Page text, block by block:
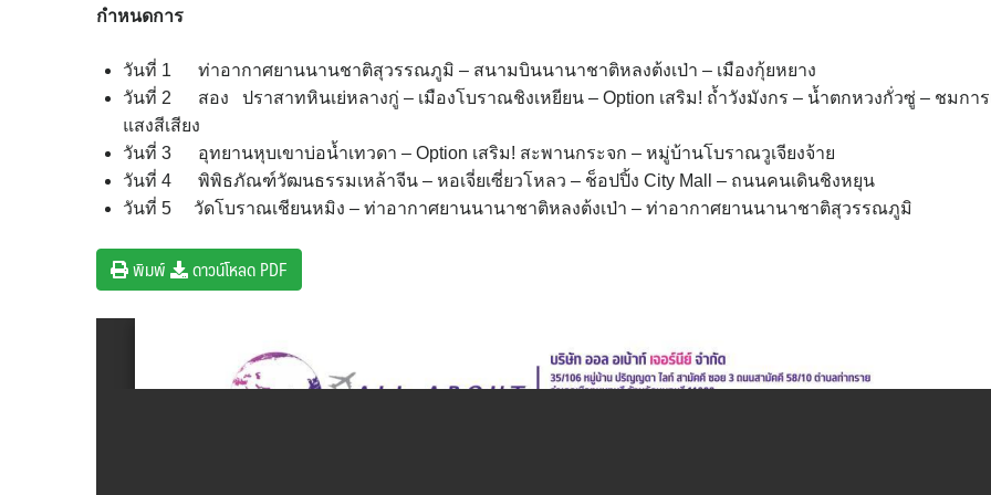
กำหนดการ
วันที่ 1 ท่าอากาศยานนานชาติสุวรรณภูมิ – สนามบินนานาชาติหลงต้งเป่า – เมืองกุ้ยหยาง
วันที่ 2 สอง ปราสาทหินเย่หลางกู่ – เมืองโบราณชิงเหยียน – Option เสริม! ถ้ำวังมังกร – น้ำตกหวงกั่วซู่ – ชมกา
แสงสีเสียง
วันที่ 3 อุทยานหุบเขาบ่อน้ำเทวดา – Option เสริม! สะพานกระจก – หมู่บ้านโบราณวูเจียงจ้าย
วันที่ 4 พิพิธภัณฑ์วัฒนธรรมเหล้าจีน – หอเจี่ยเซี่ยวโหลว – ช็อปปิ้ง City Mall – ถนนคนเดินชิงหยุน
วันที่ 5 วัดโบราณเชียนหมิง – ท่าอากาศยานนานาชาติหลงต้งเป่า – ท่าอากาศยานนานาชาติสุวรรณภูมิ
พิมพ์ ดาวน์โหลด PDF